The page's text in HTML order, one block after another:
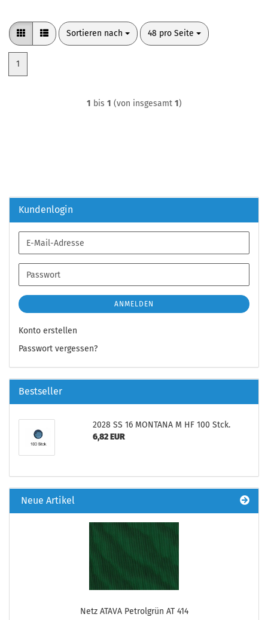
Sortieren nach
Sortieren nach 48 pro Seite
pro Seite
1
1 bis 1 (von insgesamt 1)
Kundenlogin
E-
Mail-
Adresse
Passwort
ANMELDEN
Konto erstellen
Passwort vergessen?
Bestseller
2028 SS 16 MONTANA M HF 100 Stck.
6,82 EUR
Neue Artikel
Netz ATAVA Petrolgrün AT 414